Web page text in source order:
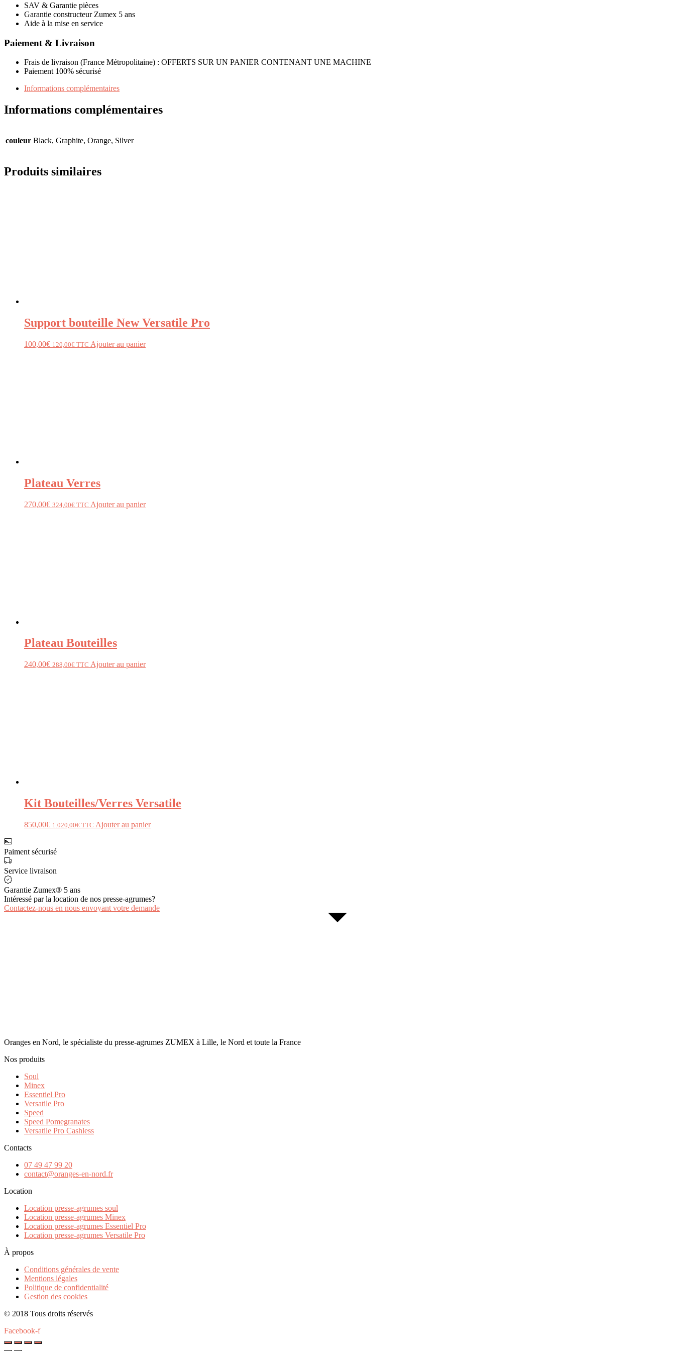
SAV & Garantie pièces
Garantie constructeur Zumex 5 ans
Aide à la mise en service
Paiement & Livraison
Frais de livraison (France Métropolitaine) : OFFERTS SUR UN PANIER CONTENANT UNE MACHINE
Paiement 100% sécurisé
Informations complémentaires
Informations complémentaires
couleur Black, Graphite, Orange, Silver
Produits similaires
Support bouteille New Versatile Pro
100,00€ 120,00€ TTC Ajouter au panier
Plateau Verres
270,00€ 324,00€ TTC Ajouter au panier
Plateau Bouteilles
240,00€ 288,00€ TTC Ajouter au panier
Kit Bouteilles/Verres Versatile
850,00€ 1.020,00€ TTC Ajouter au panier
Paiment sécurisé
Service livraison
Garantie Zumex® 5 ans
Intéressé par la location de nos presse-agrumes?
Contactez-nous en nous envoyant votre demande
Oranges en Nord, le spécialiste du presse-agrumes ZUMEX à Lille, le Nord et toute la France
Nos produits
Soul
Minex
Essentiel Pro
Versatile Pro
Speed
Speed Pomegranates
Versatile Pro Cashless
Contacts
07 49 47 99 20
contact@oranges-en-nord.fr
Location
Location presse-agrumes soul
Location presse-agrumes Minex
Location presse-agrumes Essentiel Pro
Location presse-agrumes Versatile Pro
À propos
Conditions générales de vente
Mentions légales
Politique de confidentialité
Gestion des cookies
© 2018 Tous droits réservés
Facebook-f